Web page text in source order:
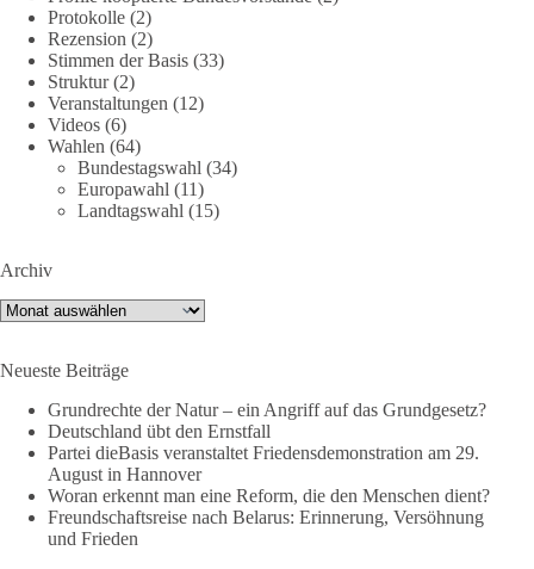
Am 20. Juni 2026 fand in Berlin am Brandenburger Tor die
Demonstration mit dem Motto „Russland ist nicht unser
Feind“ statt.
Hier ein Auszug aus der Rede von der
Bundestagsabgeordneten Sevim Dağdelen (BSW).
„Wir müssen Nein sagen zu diesem stinkenden
👉 Hier geht es zum vollständigen Video:
https://www.youtube.com/live/a9hOswSNg4I?
🟩🟩🟦🟦🟥🟥🟧🟧
❤️ Wir freuen uns über deine Unterstützung:
https://diebasis.de/spenden/
#dieBasis #frieden #russandistnichtunserFeind #friedenspartei
Protokolle (2)
Rezension (2)
Stimmen der Basis (33)
Struktur(2)
Veranstaltungen (12)
Videos (6)
Wahlen (64)
Bundestagswahl (34)
Europawahl (11)
Landtagswahl (15)
Archiv
Archiv
Neueste Beiträge
Grundrechte der Natur – ein Angriff auf das Grundgesetz?
Deutschland übt den Ernstfall
Partei dieBasis veranstaltet Friedensdemonstration am 29.
August in Hannover
Woran erkennt man eine Reform, die den Menschen dient?
Freundschaftsreise nach Belarus: Erinnerung, Versöhnung
und Frieden